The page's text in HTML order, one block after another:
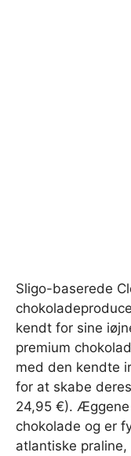
Sligo-baserede
kendt for sine
premium
med den kendte
for at skabe
24,95 €).
chokolade og er
atlantiske